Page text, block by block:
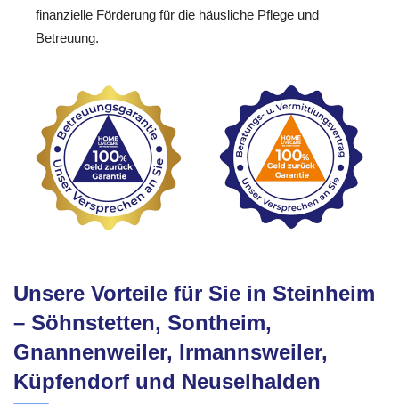
finanzielle Förderung für die häusliche Pflege und
Betreuung.
Unsere Vorteile für Sie in Steinheim
– Söhnstetten, Sontheim,
Gnannenweiler, Irmannsweiler,
Küpfendorf und Neuselhalden